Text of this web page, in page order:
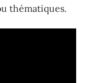
thématiques.